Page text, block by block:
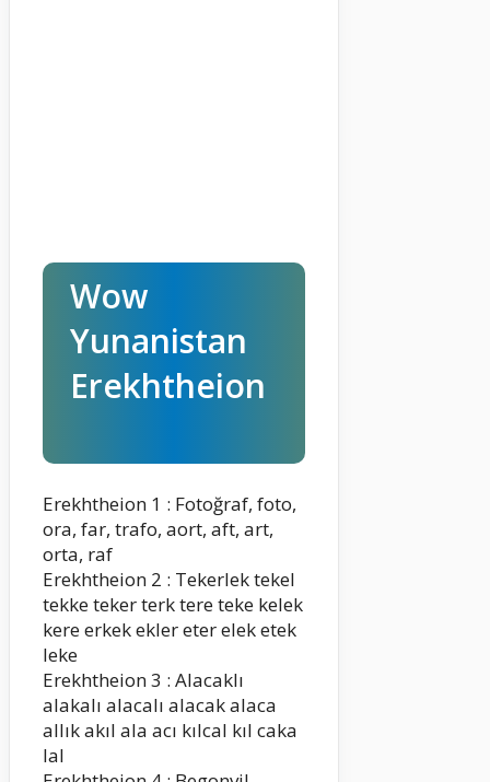
Wow
Yunanistan
Erekhtheion
Erekhtheion 1 : Fotoğraf, foto,
ora, far, trafo, aort, aft, art,
orta, raf
Erekhtheion 2 : Tekerlek tekel
tekke teker terk tere teke kelek
kere erkek ekler eter elek etek
leke
Erekhtheion 3 : Alacaklı
alakalı alacalı alacak alaca
allık akıl ala acı kılcal kıl caka
lal